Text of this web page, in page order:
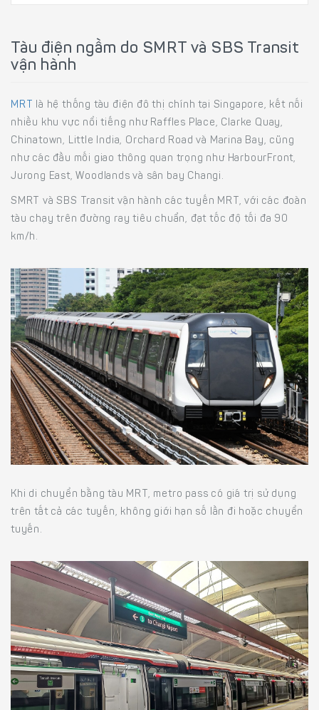
Tàu điện ngầm do SMRT và SBS Transit
vận hành
MRT
là hệ thống tàu điện đô thị chính tại Singapore, kết nối
nhiều khu vực nổi tiếng như Raffles Place, Clarke Quay,
Chinatown, Little India, Orchard Road và Marina Bay, cũng
như các đầu mối giao thông quan trọng như HarbourFront,
Jurong East, Woodlands và sân bay Changi.
SMRT và SBS Transit vận hành các tuyến MRT, với các đoàn
tàu chạy trên đường ray tiêu chuẩn, đạt tốc độ tối đa 90
km/h.
Khi di chuyển bằng tàu MRT, metro pass có giá trị sử dụng
trên tất cả các tuyến, không giới hạn số lần đi hoặc chuyển
tuyến.